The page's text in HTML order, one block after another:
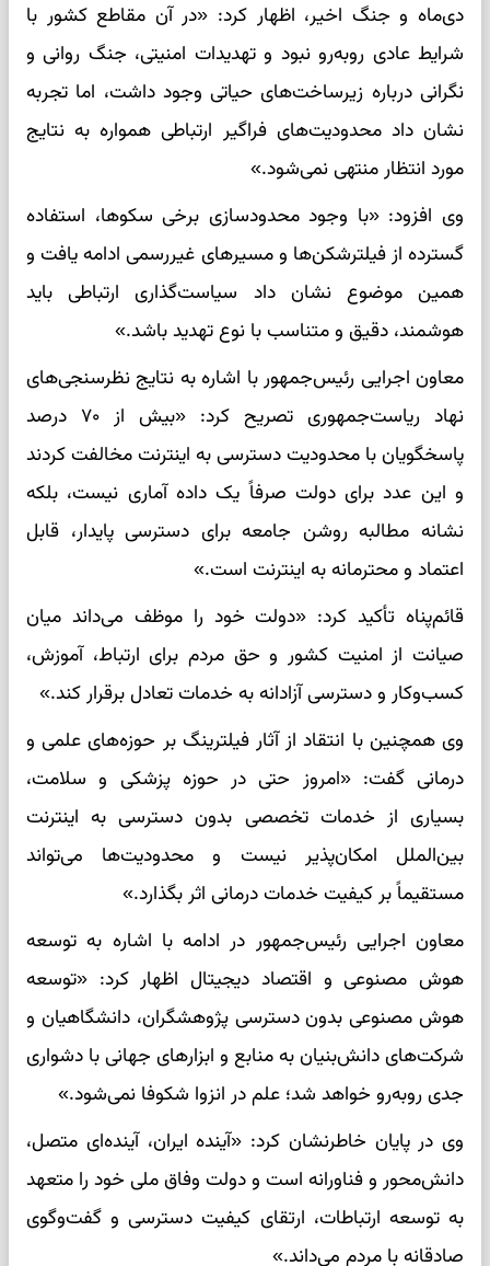
دی‌ماه و جنگ اخیر، اظهار کرد: «در آن مقاطع کشور با
شرایط عادی روبه‌رو نبود و تهدیدات امنیتی، جنگ روانی و
نگرانی درباره زیرساخت‌های حیاتی وجود داشت، اما تجربه
نشان داد محدودیت‌های فراگیر ارتباطی همواره به نتایج
مورد انتظار منتهی نمی‌شود.»
وی افزود: «با وجود محدودسازی برخی سکوها، استفاده
گسترده از فیلترشکن‌ها و مسیرهای غیررسمی ادامه یافت و
همین موضوع نشان داد سیاست‌گذاری ارتباطی باید
هوشمند، دقیق و متناسب با نوع تهدید باشد.»
معاون اجرایی رئیس‌جمهور با اشاره به نتایج نظرسنجی‌های
نهاد ریاست‌جمهوری تصریح کرد: «بیش از ۷۰ درصد
پاسخگویان با محدودیت دسترسی به اینترنت مخالفت کردند
و این عدد برای دولت صرفاً یک داده آماری نیست، بلکه
نشانه مطالبه روشن جامعه برای دسترسی پایدار، قابل
اعتماد و محترمانه به اینترنت است.»
قائم‌پناه تأکید کرد: «دولت خود را موظف می‌داند میان
صیانت از امنیت کشور و حق مردم برای ارتباط، آموزش،
کسب‌وکار و دسترسی آزادانه به خدمات تعادل برقرار کند.»
وی همچنین با انتقاد از آثار فیلترینگ بر حوزه‌های علمی و
درمانی گفت: «امروز حتی در حوزه پزشکی و سلامت،
بسیاری از خدمات تخصصی بدون دسترسی به اینترنت
بین‌الملل امکان‌پذیر نیست و محدودیت‌ها می‌تواند
مستقیماً بر کیفیت خدمات درمانی اثر بگذارد.»
معاون اجرایی رئیس‌جمهور در ادامه با اشاره به توسعه
هوش مصنوعی و اقتصاد دیجیتال اظهار کرد: «توسعه
هوش مصنوعی بدون دسترسی پژوهشگران، دانشگاهیان و
شرکت‌های دانش‌بنیان به منابع و ابزارهای جهانی با دشواری
جدی روبه‌رو خواهد شد؛ علم در انزوا شکوفا نمی‌شود.»
وی در پایان خاطرنشان کرد: «آینده ایران، آینده‌ای متصل،
دانش‌محور و فناورانه است و دولت وفاق ملی خود را متعهد
به توسعه ارتباطات، ارتقای کیفیت دسترسی و گفت‌وگوی
صادقانه با مردم می‌داند.»